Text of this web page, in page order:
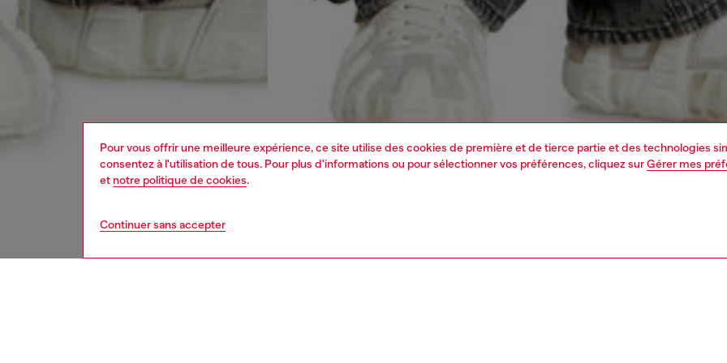
Pour vous offrir une meilleure expérience, ce site utilise des cookies de première et de tierce partie et des technologies
consentez à l'utilisation de tous. Pour plus d'informations ou pour sélectionner vos préférences, cliquez surGérer mes
et notre politique de cookies.
Continuer sans accepter